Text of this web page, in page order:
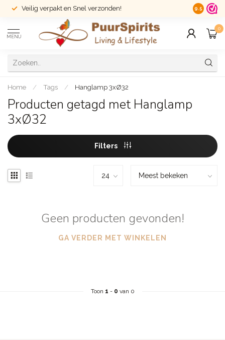
Veilig verpakt en Snel verzonden! 14 dagen
9.5
MENU
0
Home / Tags / Hanglamp 3xØ32
Producten getagd met Hanglamp
3xØ32
Filters
Geen producten gevonden!
GA VERDER MET WINKELEN
Toon 1 - 0 van 0